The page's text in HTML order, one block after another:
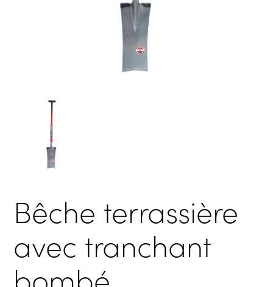
Bêche terrassière
avec tranchant
bombé